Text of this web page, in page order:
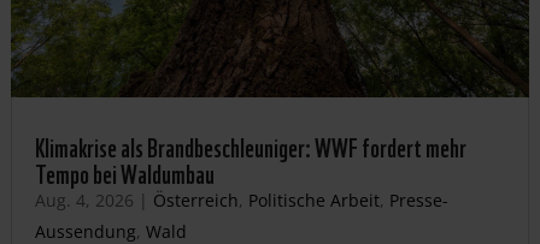
Klimakrise als Brandbeschleuniger: WWF fordert mehr
Tempo bei Waldumbau
Aug. 4, 2026 | Österreich, Politische Arbeit, Presse-
Aussendung, Wald